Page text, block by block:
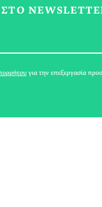
Η
την
ΑΘΗΝΕΑ
για την επεξεργασία